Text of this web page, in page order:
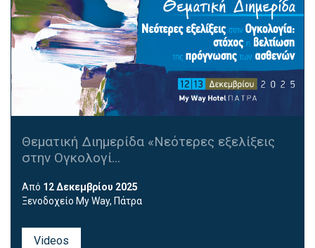
Θεματική Διημερίδα «Νεότερες εξελίξεις
στην Ογκολογί...
Από 12 Δεκεμβρίου 2025
Ξενοδοχείο My Way, Πάτρα
Videos